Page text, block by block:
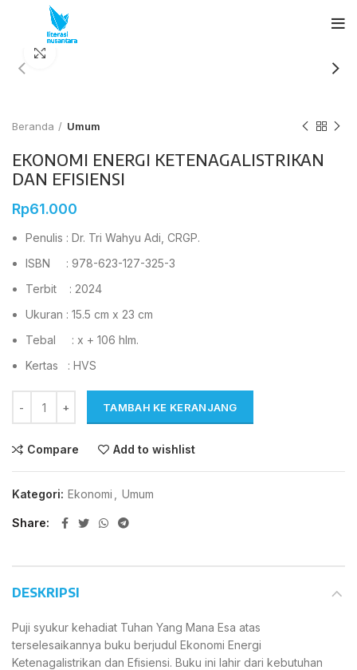
Beranda Umum
EKONOMI ENERGI KETENAGALISTRIKAN
DAN EFISIENSI
Rp61.000
Penulis : Dr. Tri Wahyu Adi, CRGP.
ISBN : 978-623-127-325-3
Terbit : 2024
Ukuran : 15.5 cm x 23 cm
Tebal : x + 106 hlm.
Kertas : HVS
TAMBAH KE KERANJANG
Compare Add to wishlist
Kategori: Ekonomi Umum
Share
DESKRIPSI
Puji syukur kehadiat Tuhan Yang Mana Esa atas
terselesaikannya buku berjudul Ekonomi Energi
Ketenagalistrikan dan Efisiensi. Buku ini lahir dari kebutuhan